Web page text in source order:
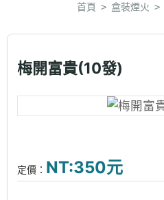
首頁 > 盒裝煙火 >
梅開富貴(10發)
定價： NT:350元